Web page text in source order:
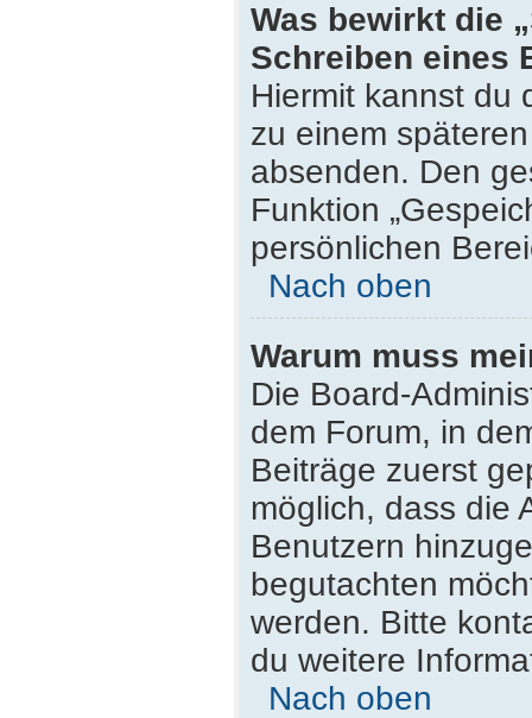
Was bewirkt die
Schreiben eines
Hiermit kannst du
zu einem
absenden. Den
Funktion
persönlichen
Nach oben
Warum muss
Die Board-
dem Forum, in
Beiträge zuerst
möglich, dass die
Benutzern
begutachten
werden. Bitte
du weitere
Nach oben